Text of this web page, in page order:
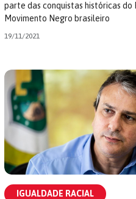
parte das conquistas históricas do
Movimento Negro brasileiro
19/11/2021
IGUALDADE RACIAL